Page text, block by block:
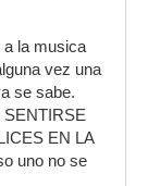
a la musica
vez una
se sabe.
SENTIRSE
EN LA
uno no se